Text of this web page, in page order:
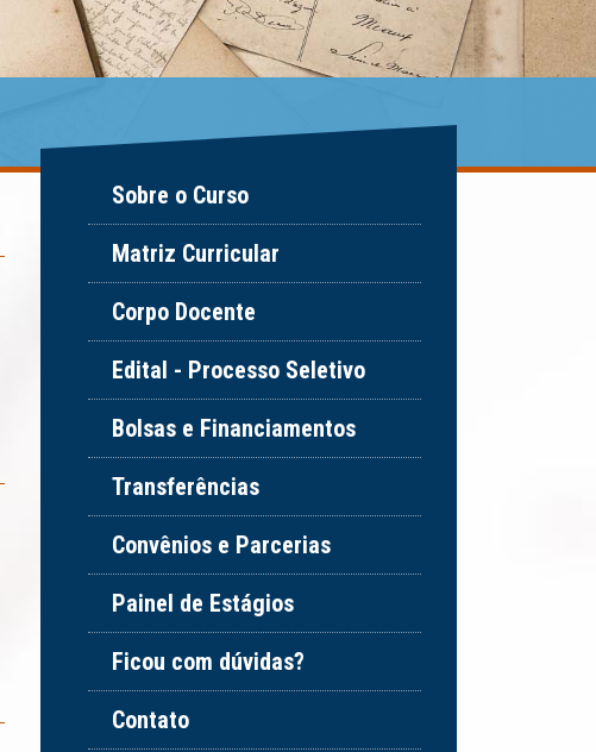
Sobre o Curso
Matriz Curricular
Corpo Docente
Edital - Processo Seletivo
Bolsas e Financiamentos
Transferências
Convênios e Parcerias
Painel de Estágios
Ficou com dúvidas?
Contato